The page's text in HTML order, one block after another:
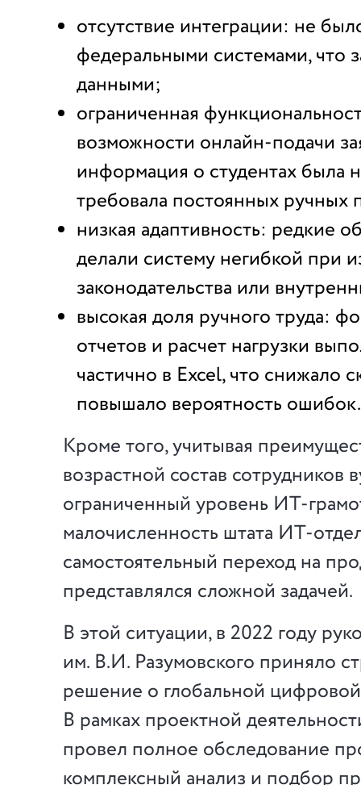
отсутствие интеграции: не
федеральными системами, что
данными;
ограниченная
возможности онлайн-подачи
информация о студентах была
требовала постоянных ручных
низкая адаптивность: редкие
делали систему негибкой при
законодательства или
высокая доля ручного труда:
отчетов и расчет нагрузки
частично в Excel, что снижало
повышало вероятность ошибок.
Кроме того, учитывая
возрастной состав сотрудников
ограниченный уровень ИТ-
малочисленность штата ИТ-
самостоятельный переход на
представлялся сложной задачей.
В этой ситуации, в 2022 году
им. В.И. Разумовского приняло
решение о глобальной
В рамках проектной
провел полное обследование
комплексный анализ и подбор